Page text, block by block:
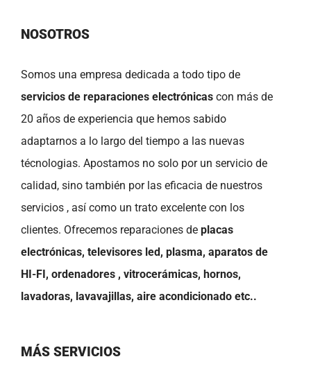
NOSOTROS
Somos una empresa dedicada a todo tipo de
servicios de reparaciones electrónicas con más de
20 años de experiencia que hemos sabido
adaptarnos a lo largo del tiempo a las nuevas
técnologias. Apostamos no solo por un servicio de
calidad, sino también por las eficacia de nuestros
servicios , así como un trato excelente con los
clientes. Ofrecemos reparaciones de placas
electrónicas, televisores led, plasma, aparatos de
HI-FI, ordenadores , vitrocerámicas, hornos,
lavadoras, lavavajillas, aire acondicionado etc..
MÁS SERVICIOS